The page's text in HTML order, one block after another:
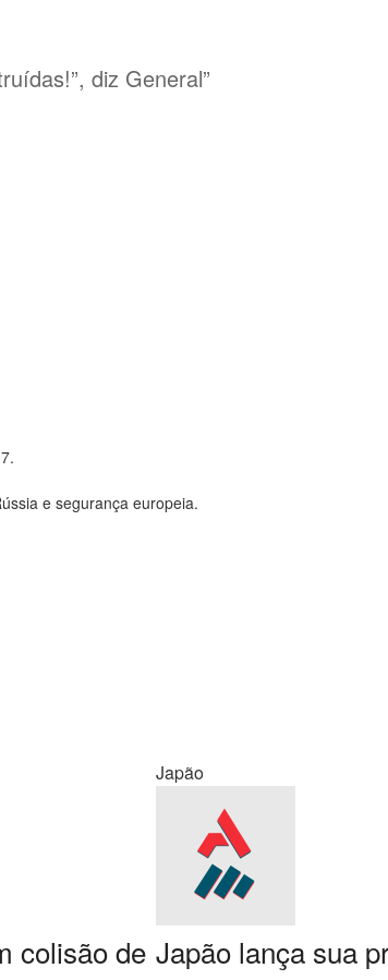
diz General”
e segurança europeia.
colisão de
Japão
Japão lança sua